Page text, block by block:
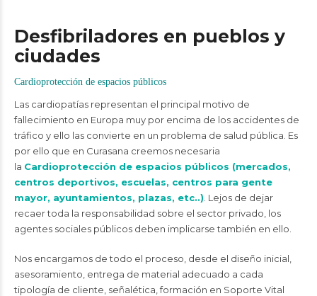
Desfibriladores en pueblos y
ciudades
Cardioprotección de espacios públicos
Las cardiopatías representan el principal motivo de
fallecimiento en Europa muy por encima de los accidentes de
tráfico y ello las convierte en un problema de salud pública. Es
por ello que en Curasana creemos necesaria
la Cardioprotección de espacios públicos (mercados,
centros deportivos, escuelas, centros para gente
mayor, ayuntamientos, plazas, etc..) . Lejos de dejar
recaer toda la responsabilidad sobre el sector privado, los
agentes sociales públicos deben implicarse también en ello.
Nos encargamos de todo el proceso, desde el diseño inicial,
asesoramiento, entrega de material adecuado a cada
tipología de cliente, señalética, formación en Soporte Vital